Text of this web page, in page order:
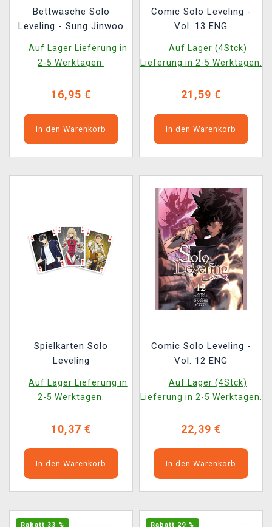
Bettwäsche Solo
Leveling - Sung Jinwoo
Auf Lager Lieferung in
2-5 Werktagen.
16,95 €
In den Warenkorb
Comic Solo Leveling -
Vol. 13 ENG
Auf Lager (4Stck)
Lieferung in 2-5 Werktagen.
21,59 €
In den Warenkorb
Spielkarten Solo
Leveling
Auf Lager Lieferung in
2-5 Werktagen.
10,37 €
In den Warenkorb
Comic Solo Leveling -
Vol. 12 ENG
Auf Lager (4Stck)
Lieferung in 2-5 Werktagen.
22,39 €
In den Warenkorb
Rabatt 33 % Rabatt 29 %